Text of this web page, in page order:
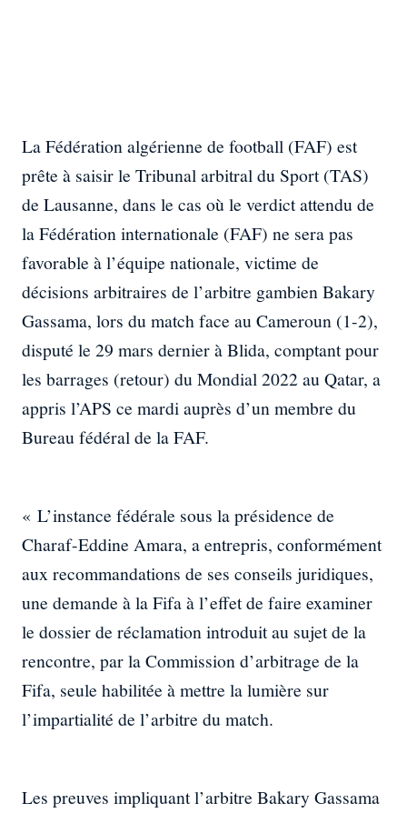
La Fédération algérienne de football (FAF) est
prête à saisir le Tribunal arbitral du Sport (TAS)
de Lausanne, dans le cas où le verdict attendu de
la Fédération internationale (FAF) ne sera pas
favorable à l’équipe nationale, victime de
décisions arbitraires de l’arbitre gambien Bakary
Gassama, lors du match face au Cameroun (1-2),
disputé le 29 mars dernier à Blida, comptant pour
les barrages (retour) du Mondial 2022 au Qatar, a
appris l’APS ce mardi auprès d’un membre du
Bureau fédéral de la FAF.
« L’instance fédérale sous la présidence de
Charaf-Eddine Amara, a entrepris, conformément
aux recommandations de ses conseils juridiques,
une demande à la Fifa à l’effet de faire examiner
le dossier de réclamation introduit au sujet de la
rencontre, par la Commission d’arbitrage de la
Fifa, seule habilitée à mettre la lumière sur
l’impartialité de l’arbitre du match.
Les preuves impliquant l’arbitre Bakary Gassama